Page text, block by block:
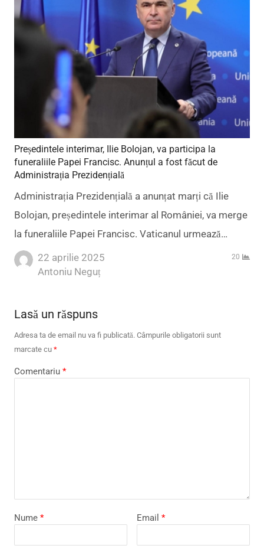
Președintele interimar, Ilie Bolojan, va participa la
funeraliile Papei Francisc. Anunțul a fost făcut de
Administrația Prezidențială
Administrația Prezidențială a anunțat marți că Ilie
Bolojan, președintele interimar al României, va merge
la funeraliile Papei Francisc. Vaticanul urmează…
22 aprilie 2025
Author
Antoniu Neguț
20
Lasă un răspuns
Adresa ta de email nu va fi publicată. Câmpurile obligatorii sunt
marcate cu *
Comentariu *
Nume * Email *